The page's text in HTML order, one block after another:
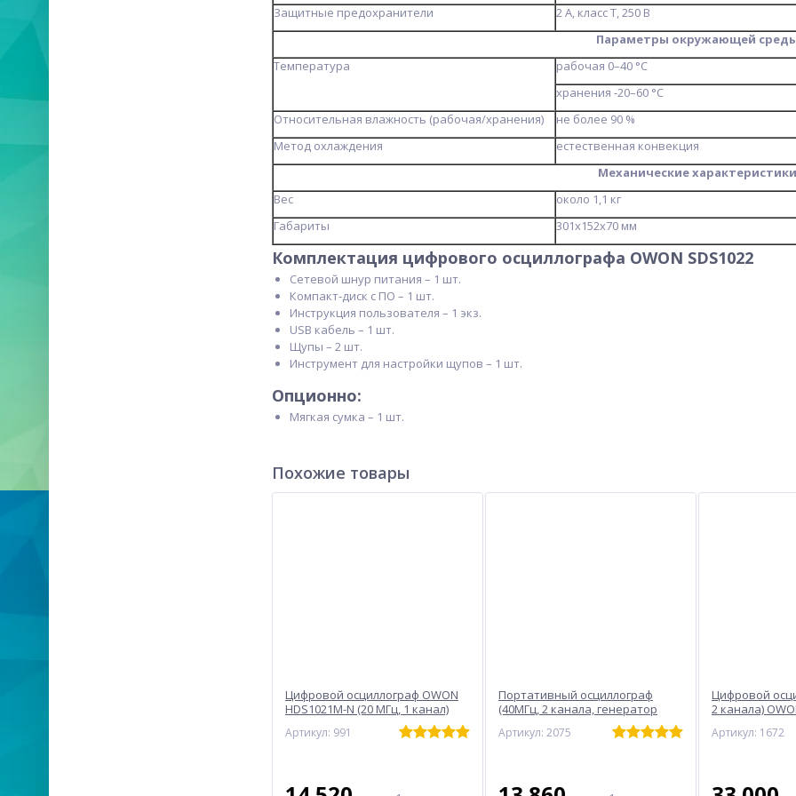
Защитные предохранители
2 A, класс T, 250 В
Параметры окружающей
Температура
рабочая 0–40 °С
хранения -20–60 °С
Относительная влажность (рабочая/хранения)
не более 90 %
Метод охлаждения
естественная конвекция
Механические характеристики
Вес
около 1,1 кг
Габариты
301х152х70 мм
Комплектация цифрового осциллографа OWON SDS1022
Сетевой шнур питания – 1 шт.
Компакт-диск с ПО – 1 шт.
Инструкция пользователя – 1 экз.
USB кабель – 1 шт.
Щупы – 2 шт.
Инструмент для настройки щупов – 1 шт.
Опционно:
Мягкая сумка – 1 шт.
Похожие товары
Цифровой осциллограф OWON
HDS1021M-N (20 МГц, 1 канал)
Артикул: 991
Портативный осциллограф
(40МГц, 2 канала, генератор
сигналов) OWON HDS242S
Артикул: 2075
Цифровой
2 канала)
Артикул: 1672